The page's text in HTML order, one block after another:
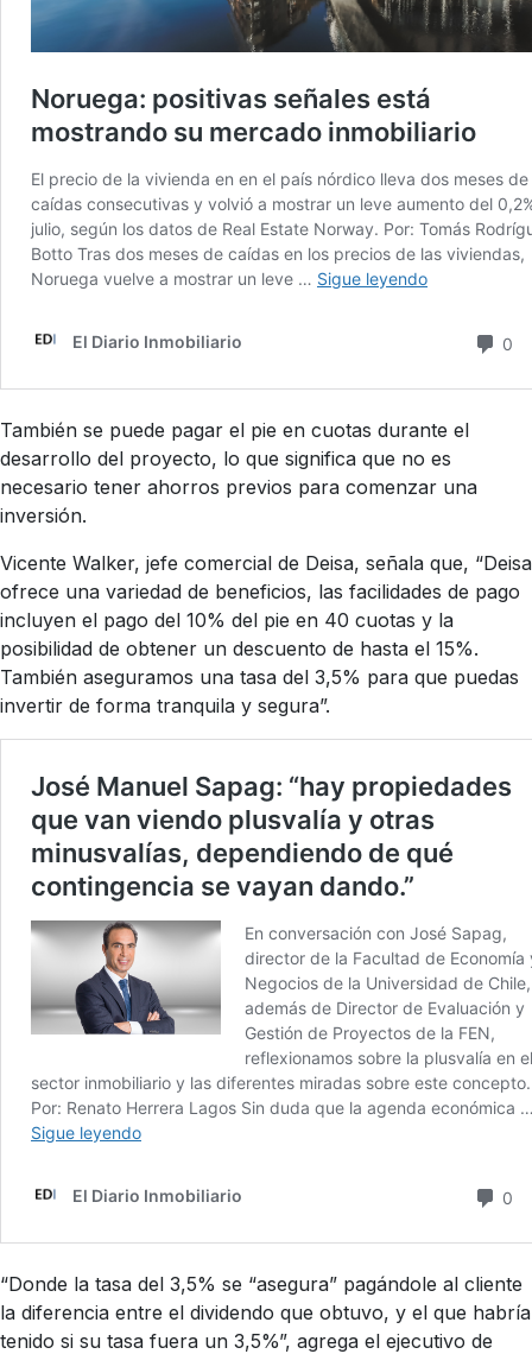
También se puede pagar el pie en cuotas durante el
desarrollo del proyecto, lo que significa que no es
necesario tener ahorros previos para comenzar una
inversión.
Vicente Walker, jefe comercial de Deisa, señala que, “Deisa
ofrece una variedad de beneficios, las facilidades de pago
incluyen el pago del 10% del pie en 40 cuotas y la
posibilidad de obtener un descuento de hasta el 15%.
También aseguramos una tasa del 3,5% para que puedas
invertir de forma tranquila y segura”.
“Donde la tasa del 3,5% se “asegura” pagándole al cliente
la diferencia entre el dividendo que obtuvo, y el que habría
tenido si su tasa fuera un 3,5%”, agrega el ejecutivo de